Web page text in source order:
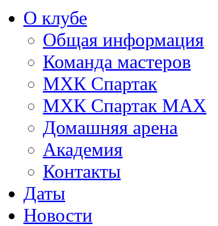
О клубе
Общая информация
Команда мастеров
МХК Спартак
МХК Спартак МАХ
Домашняя арена
Академия
Контакты
Даты
Новости